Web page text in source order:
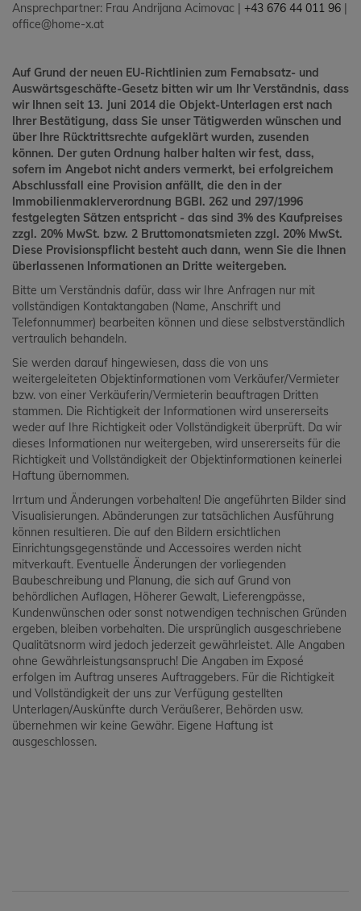
Ansprechpartner: Frau Andrijana Acimovac | +43 676 44 011 96
office@home-x.at
Auf Grund der neuen EU-Richtlinien zum Fernabsatz- und
Auswärtsgeschäfte-Gesetz bitten wir um Ihr Verständnis, dass
wir Ihnen seit 13. Juni 2014 die Objekt-Unterlagen erst nach
Ihrer Bestätigung, dass Sie unser Tätigwerden wünschen und
über Ihre Rücktrittsrechte aufgeklärt wurden, zusenden
können. Der guten Ordnung halber halten wir fest, dass,
sofern im Angebot nicht anders vermerkt, bei erfolgreichem
Abschlussfall eine Provision anfällt, die den in der
Immobilienmaklerverordnung BGBI. 262 und 297/1996
festgelegten Sätzen entspricht - das sind 3% des Kaufpreises
zzgl. 20% MwSt. bzw. 2 Bruttomonatsmieten zzgl. 20% MwSt.
Diese Provisionspflicht besteht auch dann, wenn Sie die Ihnen
überlassenen Informationen an Dritte weitergeben.
Bitte um Verständnis dafür, dass wir Ihre Anfragen nur mit
vollständigen Kontaktangaben (Name, Anschrift und
Telefonnummer) bearbeiten können und diese selbstverständlich
vertraulich behandeln.
Sie werden darauf hingewiesen, dass die von uns
weitergeleiteten Objektinformationen vom Verkäufer/Vermieter
bzw. von einer Verkäuferin/Vermieterin beauftragen Dritten
stammen. Die Richtigkeit der Informationen wird unsererseits
weder auf Ihre Richtigkeit oder Vollständigkeit überprüft. Da wir
dieses Informationen nur weitergeben, wird unsererseits für die
Richtigkeit und Vollständigkeit der Objektinformationen keinerlei
Haftung übernommen.
Irrtum und Änderungen vorbehalten! Die angeführten Bilder sind
Visualisierungen. Abänderungen zur tatsächlichen Ausführung
können resultieren. Die auf den Bildern ersichtlichen
Einrichtungsgegenstände und Accessoires werden nicht
mitverkauft. Eventuelle Änderungen der vorliegenden
Baubeschreibung und Planung, die sich auf Grund von
behördlichen Auflagen, Höherer Gewalt, Lieferengpässe,
Kundenwünschen oder sonst notwendigen technischen Gründen
ergeben, bleiben vorbehalten. Die ursprünglich ausgeschriebene
Qualitätsnorm wird jedoch jederzeit gewährleistet. Alle Angaben
ohne Gewährleistungsanspruch! Die Angaben im Exposé
erfolgen im Auftrag unseres Auftraggebers. Für die Richtigkeit
und Vollständigkeit der uns zur Verfügung gestellten
Unterlagen/Auskünfte durch Veräußerer, Behörden usw.
übernehmen wir keine Gewähr. Eigene Haftung ist
ausgeschlossen.